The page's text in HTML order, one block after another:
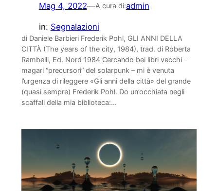
Mag 4, 2022—A cura di:admin
in: Segnalazioni
di Daniele Barbieri Frederik Pohl, GLI ANNI DELLA
CITTÀ (The years of the city, 1984), trad. di Roberta
Rambelli, Ed. Nord 1984 Cercando bei libri vecchi –
magari “precursori” del solarpunk – mi è venuta
l’urgenza di rileggere «Gli anni della città» del grande
(quasi sempre) Frederik Pohl. Do un’occhiata negli
scaffali della mia biblioteca:…